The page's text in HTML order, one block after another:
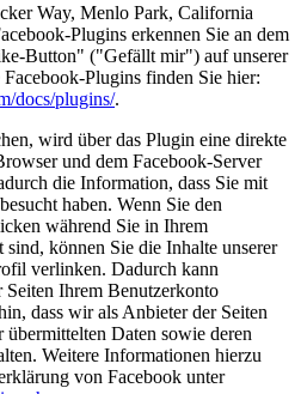
Way, Menlo Park, California
Plugins erkennen Sie an dem
Button" ("Gefällt mir") auf unserer
Plugins finden Sie hier:
docs/plugins/.
wird über das Plugin eine direkte
und dem Facebook-Server
die Information, dass Sie mit
haben. Wenn Sie den
während Sie in Ihrem
können Sie die Inhalte unserer
verlinken. Dadurch kann
Seiten Ihrem Benutzerkonto
dass wir als Anbieter der Seiten
Daten sowie deren
Weitere Informationen hierzu
von Facebook unter